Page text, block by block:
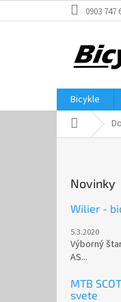
na
0903 747
Bicykle
Domov
Novinky
Wilier -
5.3.2020
Výborný
AS...
MTB
svete